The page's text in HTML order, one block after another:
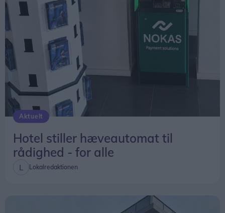
Aktuelt
Hotel stiller hæveautomat til
rådighed - for alle
Lokalredaktionen